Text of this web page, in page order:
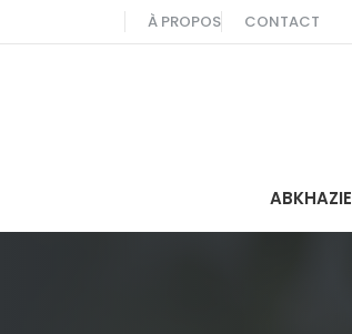
au
À PROPOS CONTACT
ABKHAZIE